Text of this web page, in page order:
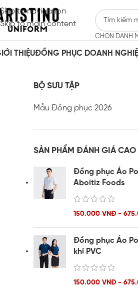
Skip to navigation
Skip to main content
CHỌN DANH
THIỆUĐỒNG PHỤC DOANH
BỘ SƯU TẬP
Mẫu Đồng phục 2026
SẢN PHẨM ĐÁNH GIÁ CAO
Đồng phục Áo
Aboitiz Foods
150.000 VNĐ -
Đồng phục Áo
khí PVC
150.000 VNĐ -